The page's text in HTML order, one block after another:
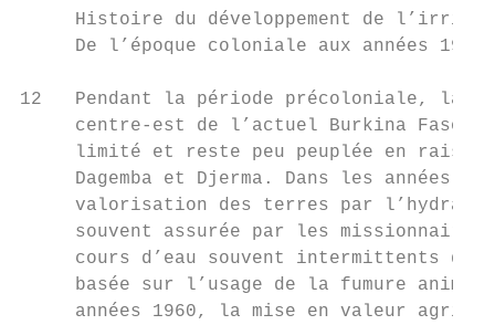
Histoire du développement de
De l’époque coloniale aux années 1970
12   Pendant la période précoloniale, la
centre-est de l’actuel Burkina Faso,
limité et reste peu peuplée en
Dagemba et Djerma. Dans les années
valorisation des terres par
souvent assurée par les
cours d’eau souvent intermittents
basée sur l’usage de la fumure
années 1960, la mise en valeur